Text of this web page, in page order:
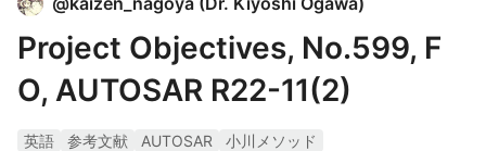
Project Objectives, No.599, F
O, AUTOSAR R22-11(2)
英語 参考文献 AUTOSAR
小川メソッド